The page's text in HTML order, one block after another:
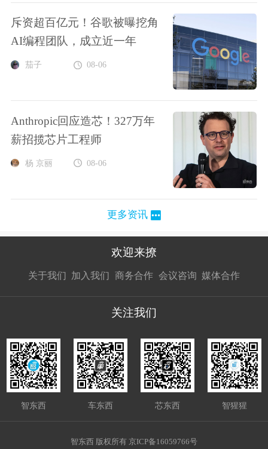
斥资超百亿元！谷歌被曝挖角
AI编程团队，成立近一年
茄子 08-06
Anthropic回应造芯！327万年
薪招揽芯片工程师
杨 京丽 08-06
更多资讯
欢迎来撩
关于我们 加入我们
接扔简历
商务合作
接开聊
会议咨询 媒体合作
接开聊
关注我们
智东西 车东西 芯东西 智猩猩
智东西 版权所有 京ICP备16059766号